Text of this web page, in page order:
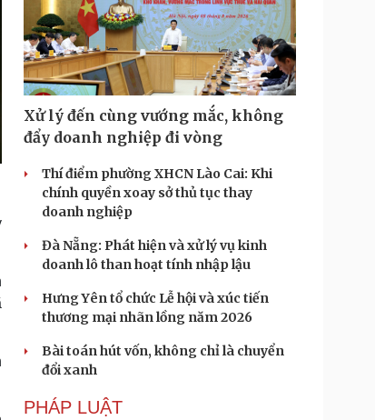
Xử lý đến cùng vướng mắc, không
đẩy doanh nghiệp đi vòng
Thí điểm phường XHCN Lào Cai: Khi
chính quyền xoay sở thủ tục thay
doanh nghiệp
Đà Nẵng: Phát hiện và xử lý vụ kinh
doanh lô than hoạt tính nhập lậu
Hưng Yên tổ chức Lễ hội và xúc tiến
thương mại nhãn lồng năm 2026
Bài toán hút vốn, không chỉ là chuyển
đổi xanh
PHÁP LUẬT